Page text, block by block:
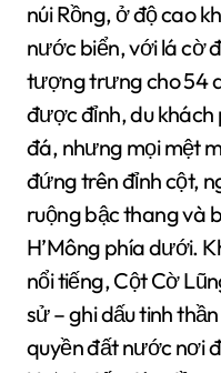
núi Rồng, ở độ cao
nước biển, với lá cờ
tượng trưng cho 54
được đỉnh, du
đá, nhưng mọi mệt
đứng trên đỉnh cột,
ruộng bậc thang và
H’Mông phía dưới.
nổi tiếng, Cột Cờ
sử – ghi dấu tinh
quyền đất nước nơi